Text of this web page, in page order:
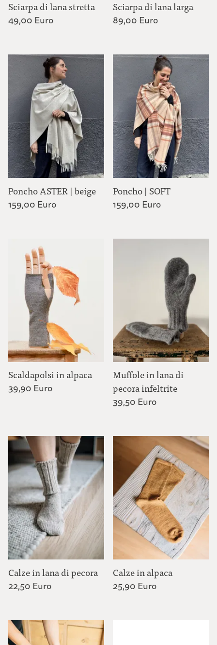
Sciarpa di lana stretta
49,00 Euro
Sciarpa di lana larga
89,00 Euro
Poncho ASTER | beige
159,00 Euro
Poncho | SOFT
159,00 Euro
Scaldapolsi in alpaca
39,90 Euro
Muffole in lana di
pecora infeltrite
39,50 Euro
Calze in lana di pecora
22,50 Euro
Calze in alpaca
25,90 Euro